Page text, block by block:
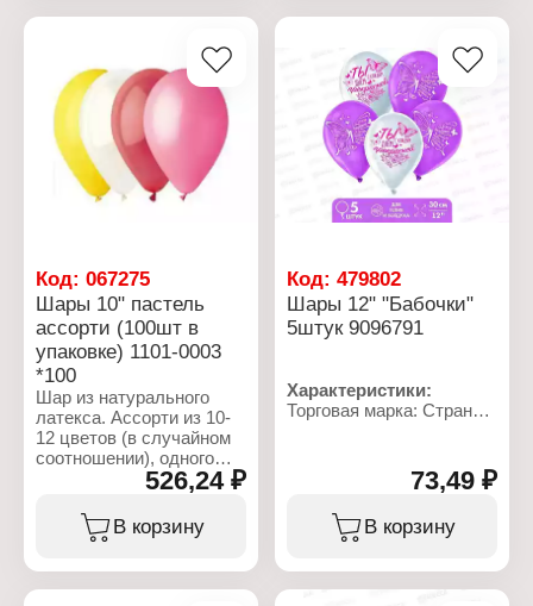
Количество в упаковке:
100 шт
Характеристики:
Торговая марка: Gemar
Артикул: 1101-0001
Тип товара: Воздушные
шары
Вариация: металлик
Диаметр: 25 см
Цвет: ассорти
Материал: 100%
биоразлагаемый латекс
Форма: круглые
Количество в упаковке:
100 шт
Код: 067275
Шары 10" пастель
ассорти (100шт в
упаковке) 1101-0003
*100
Шар из натурального
латекса. Ассорти из 10-
12 цветов (в случайном
соотношении), одного
типа - пастель - матовый
Характеристики:
526,24 ₽
В корзину
Код:479802
Шары 12" "Бабочки"
5штук 9096791
Характеристики:
Торговая марка: Страна
Тип товара: Воздушные
Дизайн: "Бабочки"
Количество: 5 шт
Материал: латекс
Цветовая гамма: белый,
73,49 ₽
В корзину